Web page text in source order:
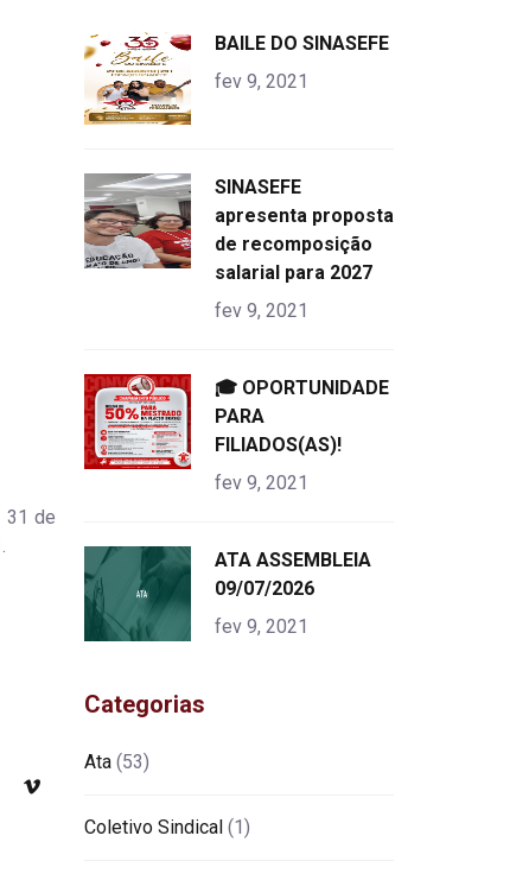
31 de
alt="product">
BAILE DO SINASEFE
fev 9, 2021
alt="product">
SINASEFE
apresenta proposta
de recomposição
salarial para 2027
fev 9, 2021
alt="product">
🎓 OPORTUNIDADE
PARA
FILIADOS(AS)!
fev 9, 2021
alt="product">
ATA ASSEMBLEIA
09/07/2026
fev 9, 2021
Categorias
Ata (53)
Coletivo Sindical (1)